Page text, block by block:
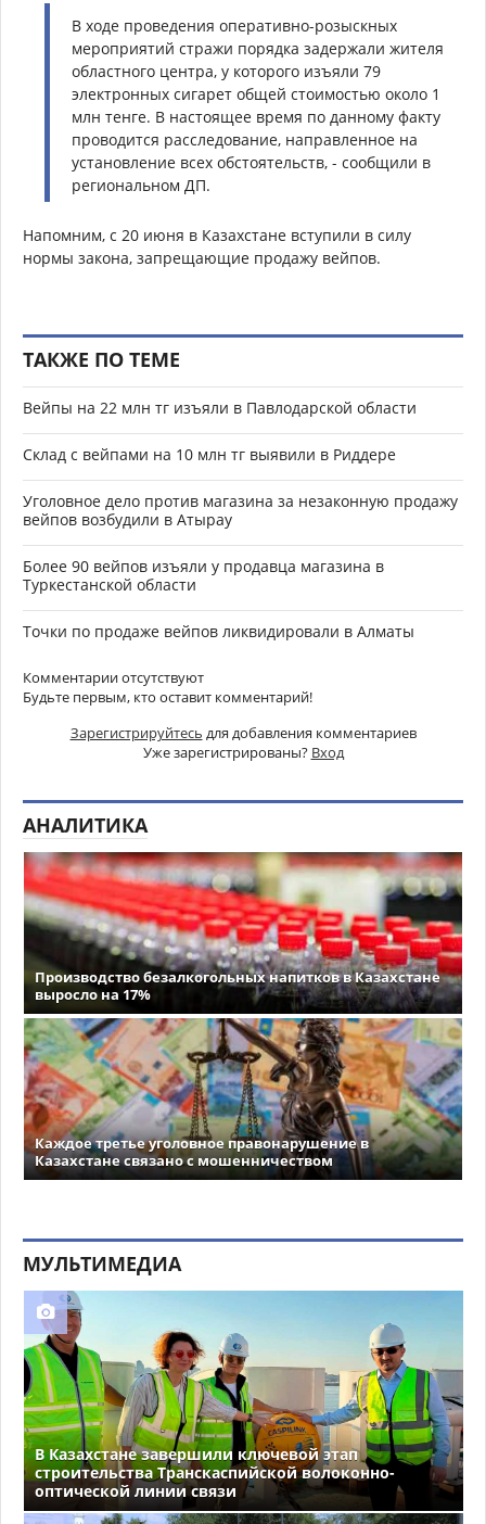
В ходе проведения оперативно-розыскных
мероприятий стражи порядка задержали жителя
областного центра, у которого изъяли 79
электронных сигарет общей стоимостью около 1
млн тенге. В настоящее время по данному факту
проводится расследование, направленное на
установление всех обстоятельств, - сообщили в
региональном ДП.
Напомним, с 20 июня в Казахстане вступили в силу
нормы закона, запрещающие продажу вейпов.
ТАКЖЕ ПО ТЕМЕ
Вейпы на 22 млн тг изъяли в Павлодарской области
Склад с вейпами на 10 млн тг выявили в Риддере
Уголовное дело против магазина за незаконную продажу
вейпов возбудили в Атырау
Более 90 вейпов изъяли у продавца магазина в
Туркестанской области
Точки по продаже вейпов ликвидировали в Алматы
Комментарии отсутствуют
Будьте первым, кто оставит комментарий!
Зарегистрируйтесь для добавления комментариев
Уже зарегистрированы? Вход
АНАЛИТИКА
Производство безалкогольных напитков в Казахстане
выросло на 17%
Каждое третье уголовное правонарушение в
Казахстане связано с мошенничеством
МУЛЬТИМЕДИА
В Казахстане завершили ключевой этап
строительства Транскаспийской волоконно-
оптической линии связи